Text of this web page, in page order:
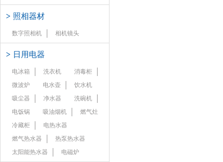
> 照相器材
数字照相机 相机镜头
> 日用电器
电冰箱 洗衣机
消毒柜
微波炉
电水壶
饮水机
吸尘器
净水器
洗碗机
电饭锅
吸油烟机
燃气灶
冷藏柜
电热水器
燃气热水器
热泵热水器
太阳能热水器
电磁炉